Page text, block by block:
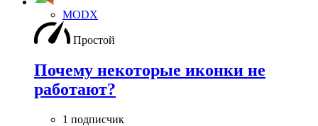
MODX
Простой
Почему некоторые иконки не
работают?
1 подписчик